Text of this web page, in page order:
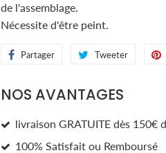
de l'assemblage.
Nécessite d'être peint.
Partager
Partager
Facebook
Tweeter
Tweeter
NOS AVANTAGES
livraison GRATUITE dès 150€
100% Satisfait ou Remboursé